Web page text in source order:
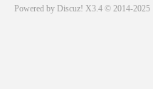
Powered by Discuz! X3.4 © 2014-2025